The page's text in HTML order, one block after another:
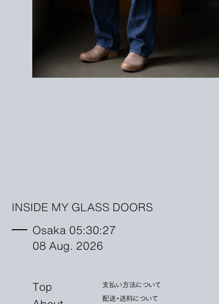
INSIDE MY GLASS DOORS
Osaka 05:30:29
08 Aug. 2026
Top
支払い方法について
配送・送料について